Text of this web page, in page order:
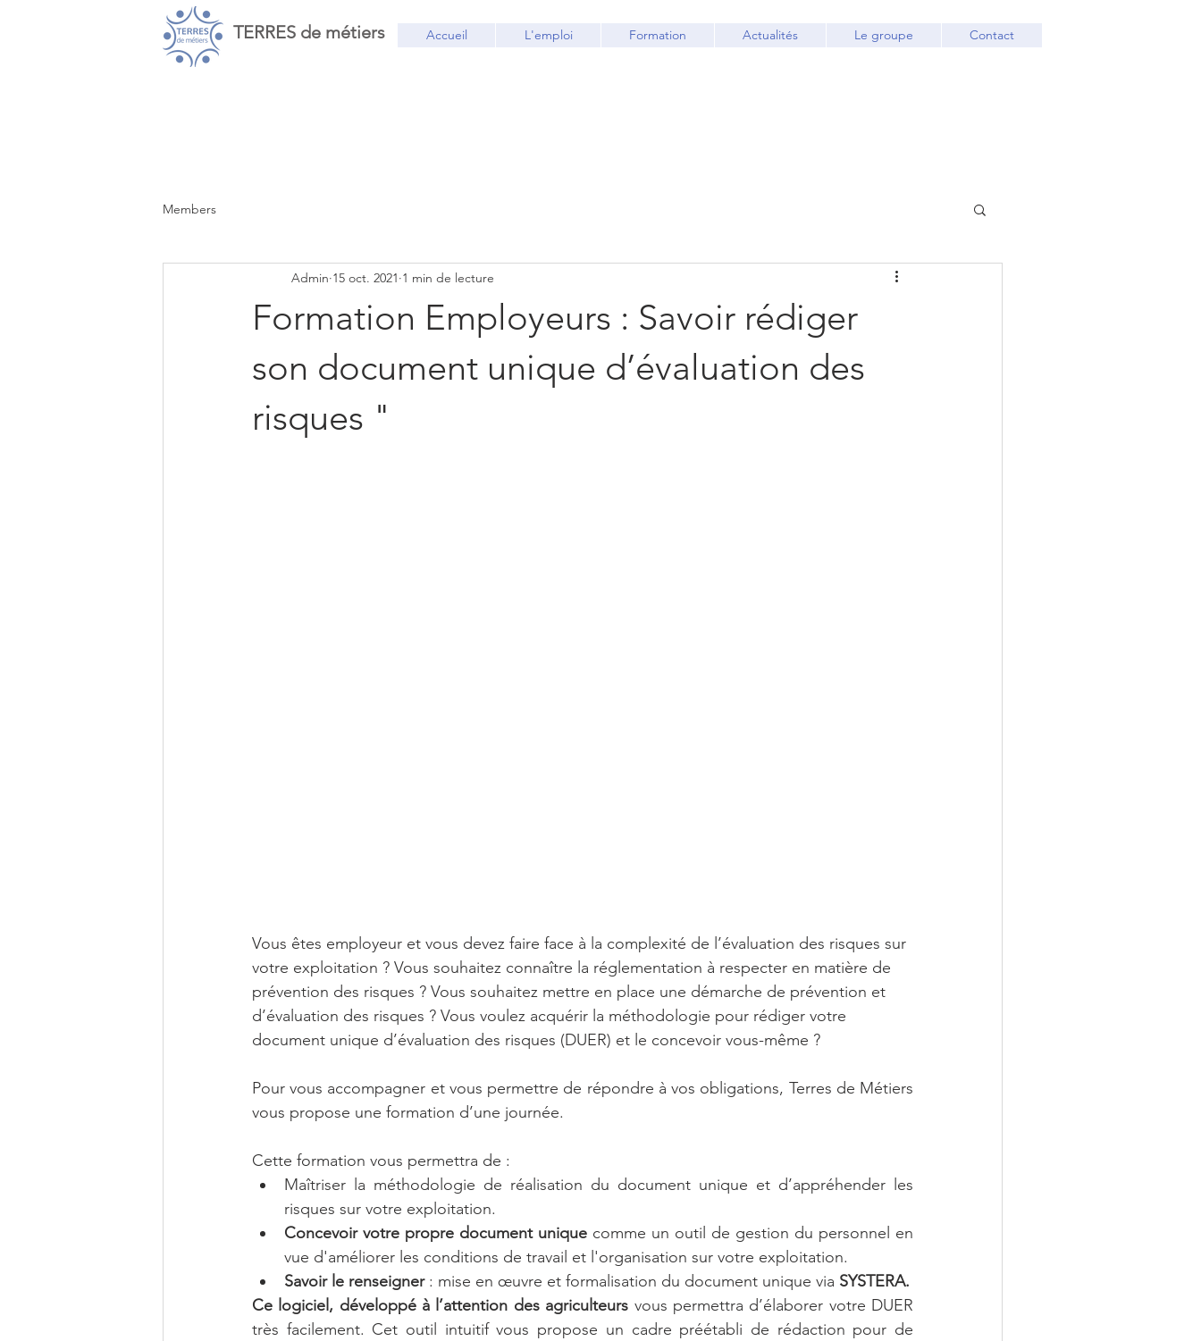
TERRES de métiers Accueil L'emploi Formation Actualités Le groupe Contact
Members
Formation Employeurs : Savoir rédiger
son document unique d’évaluation des
risques "
Admin 15 oct. 2021 1 min de lecture
Vous êtes employeur et vous devez faire face à la complexité de l’évaluation des risques sur
votre exploitation ? Vous souhaitez connaître la réglementation à respecter en matière de
prévention des risques ? Vous souhaitez mettre en place une démarche de prévention et
d’évaluation des risques ? Vous voulez acquérir la méthodologie pour rédiger votre
document unique d’évaluation des risques (DUER) et le concevoir vous-même ?
Pour vous accompagner et vous permettre de répondre à vos obligations, Terres de Métiers
vous propose une formation d’une journée.
Cette formation vous permettra de :
Maîtriser la méthodologie de réalisation du document unique et d’appréhender les
risques sur votre exploitation.
Concevoir votre propre document unique comme un outil de gestion du personnel en
vue d'améliorer les conditions de travail et l'organisation sur votre exploitation.
Savoir le renseigner : mise en œuvre et formalisation du document unique via SYSTERA.
Ce logiciel, développé à l’attention des agriculteurs vous permettra d’élaborer votre DUER
très facilement. Cet outil intuitif vous propose un cadre préétabli de rédaction pour de